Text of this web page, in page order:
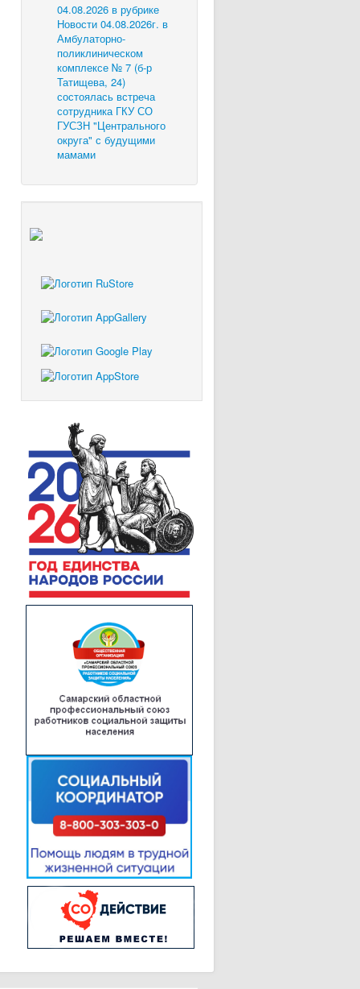
04.08.2026 в рубрике
Новости 04.08.2026г. в
Амбулаторно-
поликлиническом
комплексе № 7 (б-р
Татищева, 24)
состоялась встреча
сотрудника ГКУ СО
ГУСЗН "Центрального
округа" с будущими
мамами